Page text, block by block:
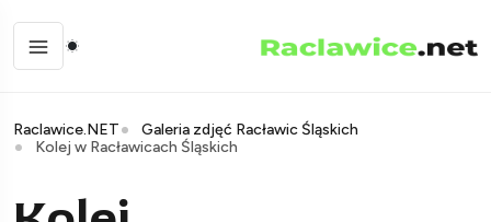
Raclawice.NET
Galeria zdjęć Racławic Śląskich
Kolej w Racławicach Śląskich